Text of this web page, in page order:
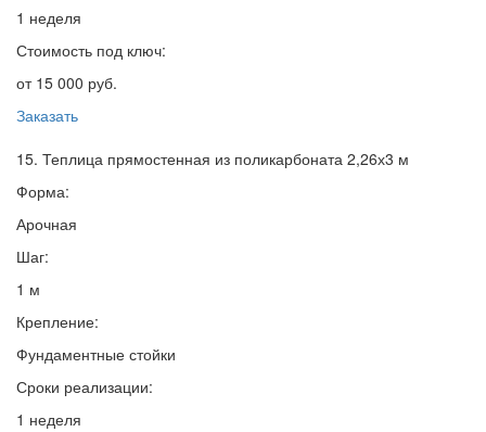
1 неделя
Стоимость под ключ:
от 15 000 руб.
Заказать
15. Теплица прямостенная из поликарбоната 2,26х3 м
Форма:
Арочная
Шаг:
1 м
Крепление:
Фундаментные стойки
Сроки реализации:
1 неделя